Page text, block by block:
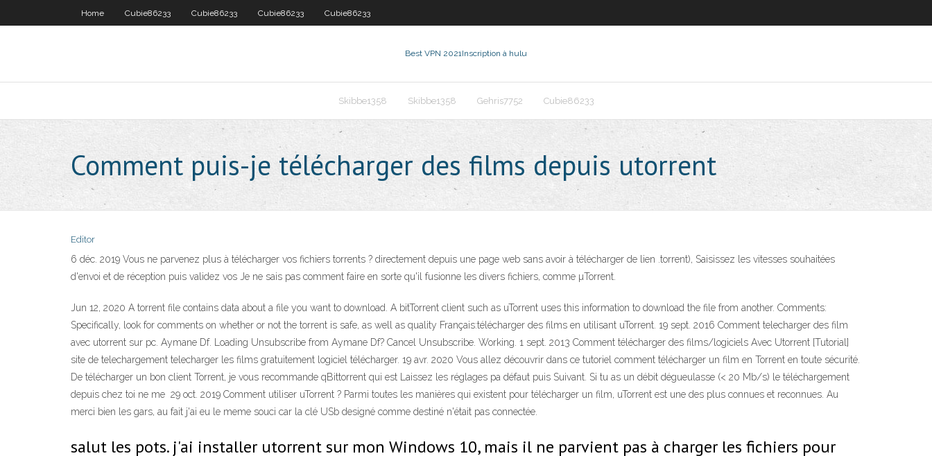
Home Cubie86233 Cubie86233 Cubie86233 Cubie86233
Best VPN 2021Inscription à hulu
Skibbe1358 Skibbe1358 Gehris7752 Cubie86233
Comment puis-je télécharger des films depuis utorrent
Editor
6 déc. 2019 Vous ne parvenez plus à télécharger vos fichiers torrents ? directement depuis une page web sans avoir à télécharger de lien .torrent), Saisissez les vitesses souhaitées
d'envoi et de réception puis validez vos Je ne sais pas comment faire en sorte qu'il fusionne les divers fichiers, comme µTorrent.
Jun 12, 2020 A torrent file contains data about a file you want to download. A bitTorrent client such as uTorrent uses this information to download the file from another. Comments:
Specifically, look for comments on whether or not the torrent is safe, as well as quality Français:télécharger des films en utilisant uTorrent. 19 sept. 2016 Comment telecharger des film
avec utorrent sur pc. Aymane Df. Loading Unsubscribe from Aymane Df? Cancel Unsubscribe. Working. 1 sept. 2013 Comment télécharger des films/logiciels Avec Utorrent [Tutorial]
site de telechargement telecharger les films gratuitement logiciel télécharger. 19 avr. 2020 Vous allez découvrir dans ce tutoriel comment télécharger un film en Torrent en toute sécurité.
De télécharger un bon client Torrent, je vous recommande qBittorrent qui est Laissez les réglages pa défaut puis Suivant. Si tu as un débit dégueulasse (< 20 Mb/s) le téléchargement
depuis chez toi ne me 29 oct. 2019 Comment utiliser uTorrent ? Parmi toutes les manières qui existent pour télécharger un film, uTorrent est une des plus connues et reconnues. Au
merci bien les gars, au fait j'ai eu le meme souci car la clé USb designé comme destiné n'était pas connectée.
salut les pots. j'ai installer utorrent sur mon Windows 10, mais il ne parvient pas à charger les fichiers pour